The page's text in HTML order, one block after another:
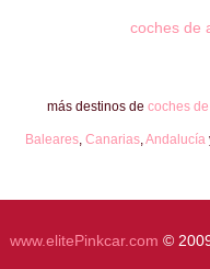
coches de
más destinos de coches
Baleares, Canarias,Andalucía
www.elitePinkcar.com ©